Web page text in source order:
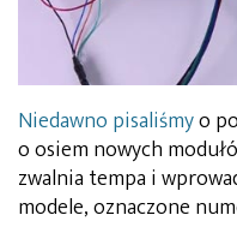
Niedawno pisaliśmyo
o osiem nowych
zwalnia tempa i
modele, oznaczone